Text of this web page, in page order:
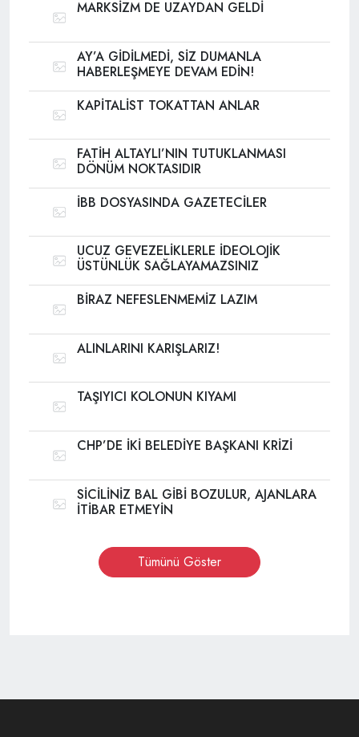
MARKSİZM DE UZAYDAN GELDİ
AY’A GİDİLMEDİ, SİZ DUMANLA
HABERLEŞMEYE DEVAM EDİN!
KAPİTALİST TOKATTAN ANLAR
FATİH ALTAYLI’NIN TUTUKLANMASI
DÖNÜM NOKTASIDIR
İBB DOSYASINDA GAZETECİLER
UCUZ GEVEZELİKLERLE İDEOLOJİK
ÜSTÜNLÜK SAĞLAYAMAZSINIZ
BİRAZ NEFESLENMEMİZ LAZIM
ALINLARINI KARIŞLARIZ!
TAŞIYICI KOLONUN KIYAMI
CHP’DE İKİ BELEDİYE BAŞKANI KRİZİ
SİCİLİNİZ BAL GİBİ BOZULUR, AJANLARA
İTİBAR ETMEYİN
Tümünü Göster